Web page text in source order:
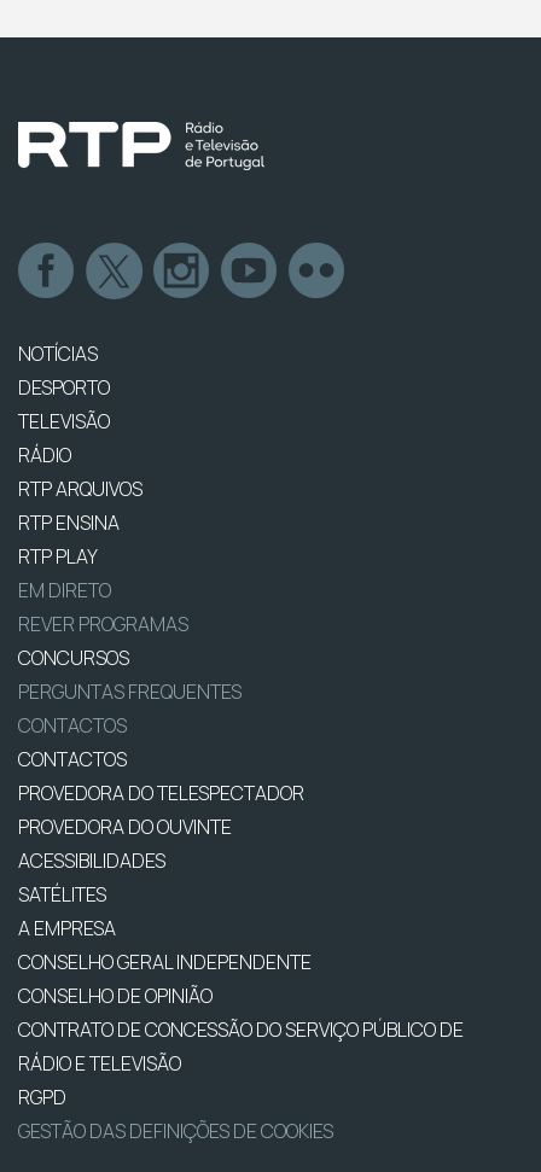
NOTÍCIAS
DESPORTO
TELEVISÃO
RÁDIO
RTP ARQUIVOS
RTP ENSINA
RTP PLAY
EM DIRETO
REVER PROGRAMAS
CONCURSOS
PERGUNTAS FREQUENTES
CONTACTOS
CONTACTOS
PROVEDORA DO TELESPECTADOR
PROVEDORA DO OUVINTE
ACESSIBILIDADES
SATÉLITES
A EMPRESA
CONSELHO GERAL INDEPENDENTE
CONSELHO DE OPINIÃO
CONTRATO DE CONCESSÃO DO SERVIÇO PÚBLICO DE
RÁDIO E TELEVISÃO
RGPD
GESTÃO DAS DEFINIÇÕES DE COOKIES